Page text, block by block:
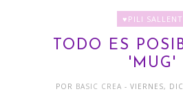
♥PILI SALLENT
TODO ES
'MUG'
POR BASIC CREA - VIERNES,